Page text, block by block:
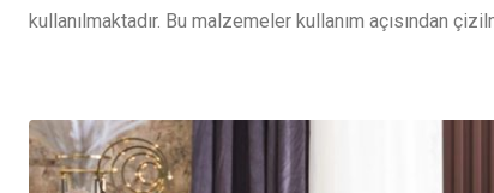
kullanılmaktadır. Bu malzemeler kullanım açısından